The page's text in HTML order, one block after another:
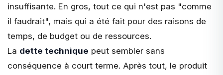
insuffisante. En gros, tout ce qui n'est pas "comme
il faudrait", mais qui a été fait pour des raisons de
temps, de budget ou de ressources.
La dette technique peut sembler sans
conséquence à court terme. Après tout, le produit